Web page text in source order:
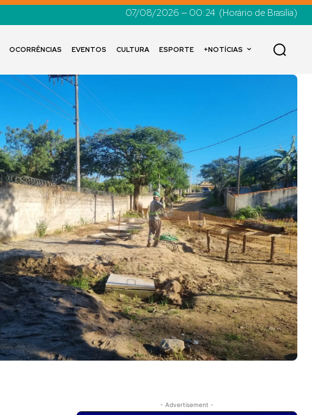
07/08/2026 — 00:24 (Horário de Brasília)
OCORRÊNCIAS EVENTOS CULTURA ESPORTE +NOTÍCIAS
- Advertisement -